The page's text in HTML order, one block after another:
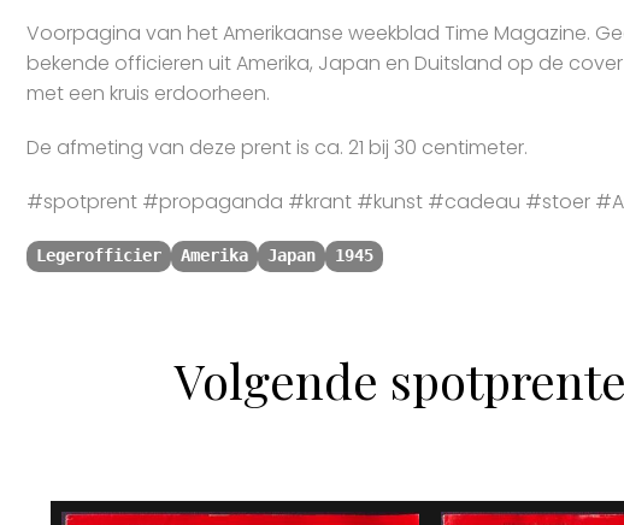
Voorpagina van het Amerikaanse weekblad Time Magazine.
bekende officieren uit Amerika, Japan en Duitsland op de
met een kruis erdoorheen.
De afmeting van deze prent is ca. 21 bij 30 centimeter.
#spotprent #propaganda #krant #kunst #cadeau #stoer
Legerofficier Amerika Japan 1945
Volgende